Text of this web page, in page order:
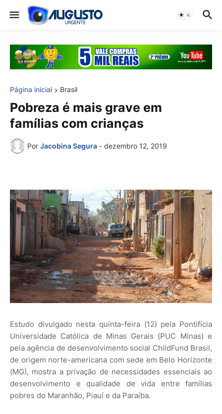
Página inicial Brasil
Pobreza é mais grave em
famílias com crianças
Por Jacobina Segura - dezembro 12, 2019
Estudo divulgado nesta quinta-feira (12) pela Pontifícia
Universidade Católica de Minas Gerais (PUC Minas) e
pela agência de desenvolvimento social ChildFund Brasil,
de origem norte-americana com sede em Belo Horizonte
(MG), mostra a privação de necessidades essenciais ao
desenvolvimento e qualidade de vida entre famílias
pobres do Maranhão, Piauí e da Paraíba.